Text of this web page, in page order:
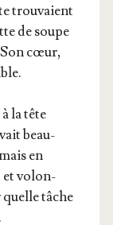
trou­vaient
de soupe
Son cœur,
la tête
beau­
en
et volon­
tâche